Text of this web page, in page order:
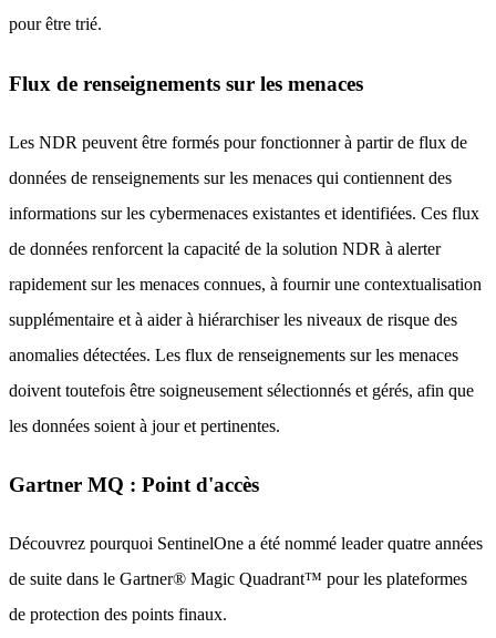
pour être trié.
Flux de renseignements sur les menaces
Les NDR peuvent être formés pour fonctionner à partir de flux de
données de renseignements sur les menaces qui contiennent des
informations sur les cybermenaces existantes et identifiées. Ces flux
de données renforcent la capacité de la solution NDR à alerter
rapidement sur les menaces connues, à fournir une contextualisation
supplémentaire et à aider à hiérarchiser les niveaux de risque des
anomalies détectées. Les flux de renseignements sur les menaces
doivent toutefois être soigneusement sélectionnés et gérés, afin que
les données soient à jour et pertinentes.
Gartner MQ : Point d'accès
Découvrez pourquoi SentinelOne a été nommé leader quatre années
de suite dans le Gartner® Magic Quadrant™ pour les plateformes
de protection des points finaux.